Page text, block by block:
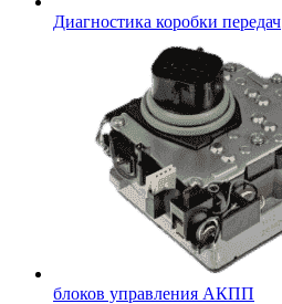
Диагностика коробки передач
блоков управления АКПП